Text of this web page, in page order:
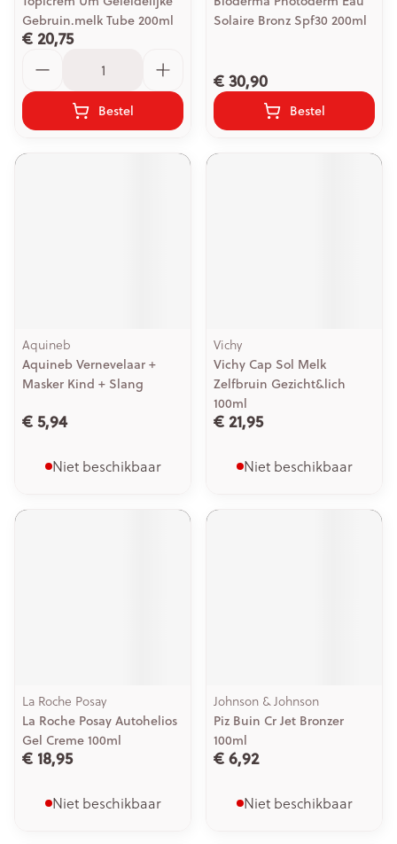
Gebruin.melk Tube 200ml
€ 20,75
Bestel
Solaire Bronz Spf30 200ml
€ 30,90
Bestel
Aquineb
Aquineb Vernevelaar +
Masker Kind + Slang
€ 5,94
Niet beschikbaar
Vichy
Vichy Cap Sol Melk
Zelfbruin Gezicht&lich
100ml
€ 21,95
Niet beschikbaar
La Roche Posay
La Roche Posay Autohelios
Gel Creme 100ml
€ 18,95
Niet beschikbaar
Johnson & Johnson
Piz Buin Cr Jet Bronzer
100ml
€ 6,92
Niet beschikbaar